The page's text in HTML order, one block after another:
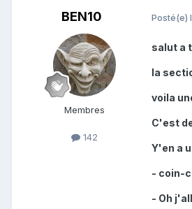
BEN10
Membres
142
Posté(e)
salut a
la
voila
C'est
Y'en a
- coin-
- Oh